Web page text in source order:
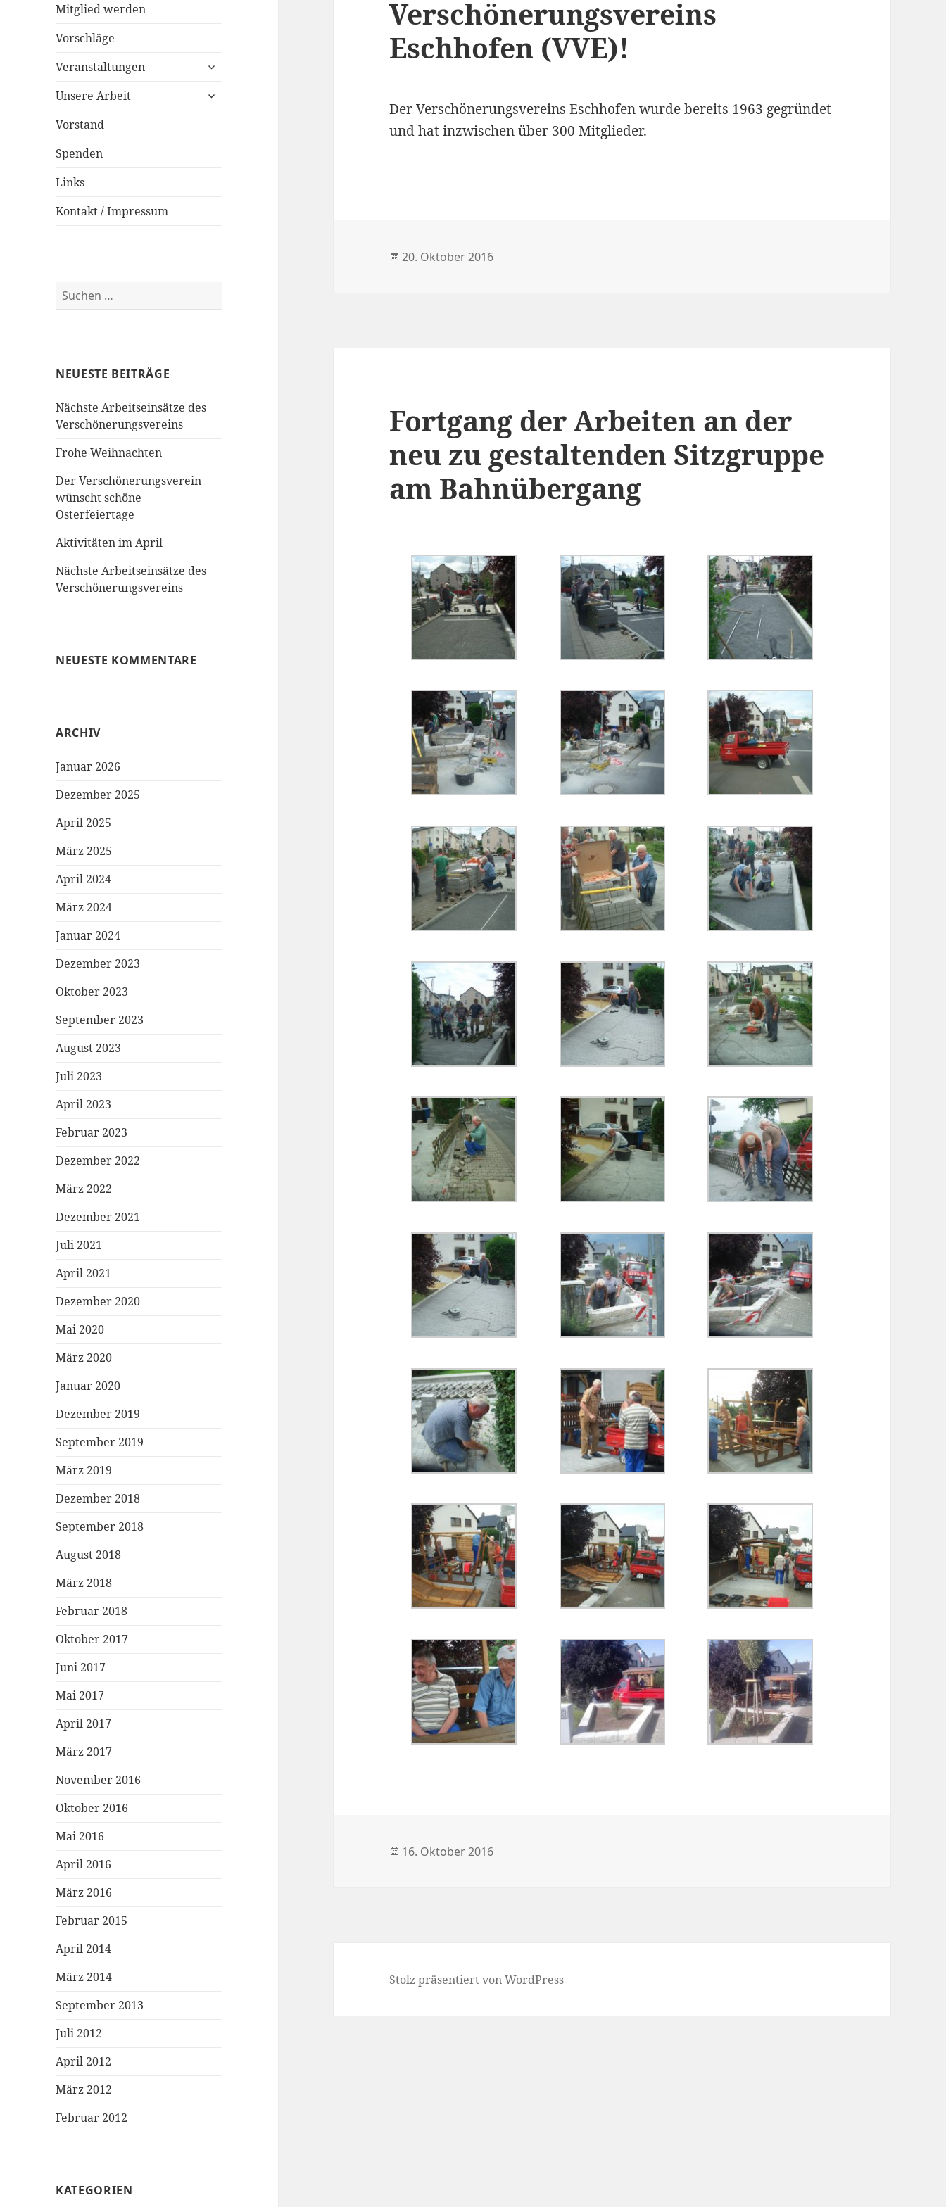
Mitglied werden
Vorschläge
Veranstaltungen
untermenü
Unsere Arbeit
untermenü
Vorstand
Spenden
Links
Kontakt / Impressum
Suchen
nach:
NEUESTE BEITRÄGE
Nächste Arbeitseinsätze des
Verschönerungsvereins
Frohe Weihnachten
Der Verschönerungsverein
wünscht schöne
Osterfeiertage
Aktivitäten im April
Nächste Arbeitseinsätze des
Verschönerungsvereins
NEUESTE KOMMENTARE
ARCHIV
Januar 2026
Dezember 2025
April 2025
März 2025
April 2024
März 2024
Januar 2024
Dezember 2023
Oktober 2023
September 2023
August 2023
Juli 2023
April 2023
Februar 2023
Dezember 2022
März 2022
Dezember 2021
Juli 2021
April 2021
Dezember 2020
Mai 2020
März 2020
Januar 2020
Dezember 2019
September 2019
März 2019
Dezember 2018
September 2018
August 2018
März 2018
Februar 2018
Oktober 2017
Juni 2017
Mai 2017
April 2017
März 2017
November 2016
Oktober 2016
Mai 2016
April 2016
März 2016
Februar 2015
April 2014
März 2014
September 2013
Juli 2012
April 2012
März 2012
Februar 2012
KATEGORIEN
Verschönerungsvereins
Eschhofen (VVE)!
Der Verschönerungsvereins Eschhofen wurde bereits 1963 gegründet
und hat inzwischen über 300 Mitglieder.
Veröffentlicht
20. Oktober 2016
Fortgang der Arbeiten an der
neu zu gestaltenden Sitzgruppe
am Bahnübergang
Veröffentlicht
16. Oktober 2016
Stolz präsentiert von WordPress